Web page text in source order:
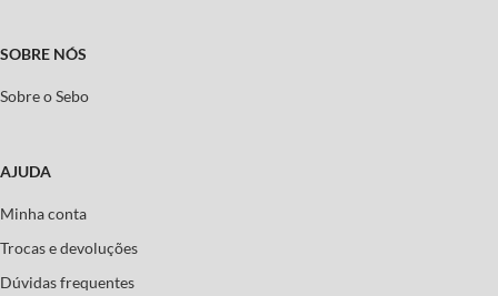
SOBRE NÓS
Sobre o Sebo
AJUDA
Minha conta
Trocas e devoluções
Dúvidas frequentes